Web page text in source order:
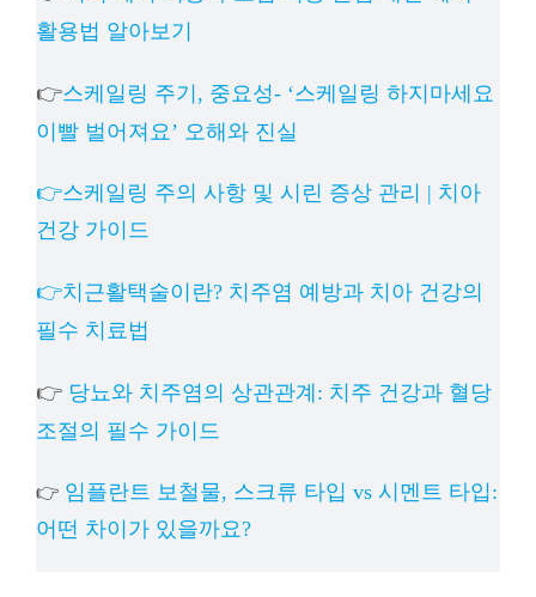
활용법 알아보기
👉스케일링 주기, 중요성- ‘스케일링 하지마세요
이빨 벌어져요’ 오해와 진실
👉스케일링 주의 사항 및 시린 증상 관리 | 치아
건강 가이드
👉치근활택술이란? 치주염 예방과 치아 건강의
필수 치료법
👉 당뇨와 치주염의 상관관계: 치주 건강과 혈당
조절의 필수 가이드
👉 임플란트 보철물, 스크류 타입 vs 시멘트 타입:
어떤 차이가 있을까요?